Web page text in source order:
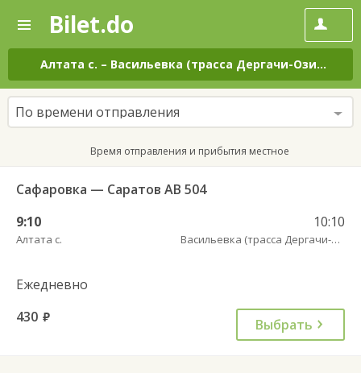
—
Поиск
и
покупка
билетов
на
автобус
онлайн
Bilet.do
Алтата с. – Васильевка (трасса Дергачи-Озинки)
По времени отправления
Время отправления и прибытия местное
Сафаровка — Саратов АВ 504
9:10
Алтата с.
10:10
Васильевка (трасса Дергачи-Озинки)
Ежедневно
430 руб. Выбрать